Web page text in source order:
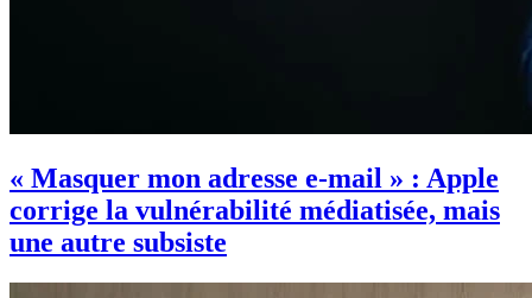
« Masquer mon adresse e-mail » : Apple
corrige la vulnérabilité médiatisée, mais
une autre subsiste